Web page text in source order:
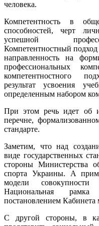
человека.
Компетентность в
способностей, черт
успешной
Компетентностный
направленность на
профессиональных
компетентностного
результат усвоения
определенным набором
При этом речь идет об
перечне,
стандарте.
Заметим, что над
виде государственных
стороны Министерства
спорта Украины. А
модели
Национальная рамка
постановлением
С другой стороны, в